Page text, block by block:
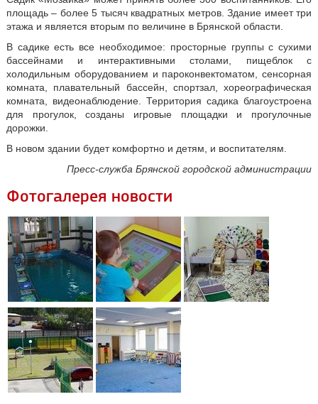
площадь – более 5 тысяч квадратных метров. Здание имеет три
этажа и является вторым по величине в Брянской области.
В садике есть все необходимое: просторные группы с сухими
бассейнами и интерактивными столами, пищеблок с
холодильным оборудованием и пароконвектоматом, сенсорная
комната, плавательный бассейн, спортзал, хореографическая
комната, видеонаблюдение. Территория садика благоустроена
для прогулок, созданы игровые площадки и прогулочные
дорожки.
В новом здании будет комфортно и детям, и воспитателям.
Пресс-служба Брянской городской администрации
Фотогалерея новости